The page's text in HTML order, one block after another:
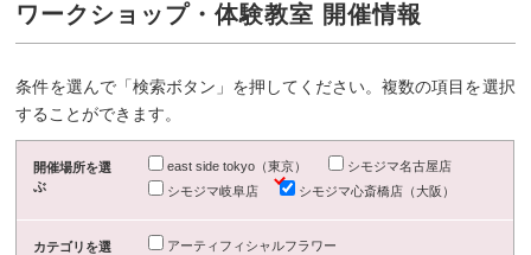
ワークショップ・体験教室 開催情報
条件を選んで「検索ボタン」を押してください。複数の項目を選択
することができます。
開催場所を選
ぶ
east side tokyo（東京）
シモジマ名古屋店
シモジマ岐阜店
シモジマ心斎橋店（大阪）
カテゴリを選
アーティフィシャルフラワー